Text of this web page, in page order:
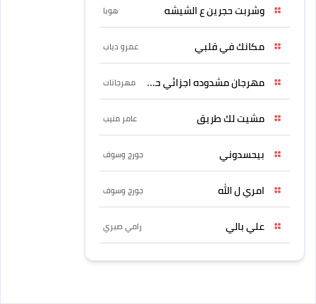
وشربت حجرين ع الشيشه هوبا
مكانك في قلبي عمرو دياب
مهرجان مشدوده اجزائي حربونى مهرجانات
مشيت لك طريق عامر منيب
بيحسدوني جورج وسوف
امري ل الله جورج وسوف
علي بالي رامي صبري